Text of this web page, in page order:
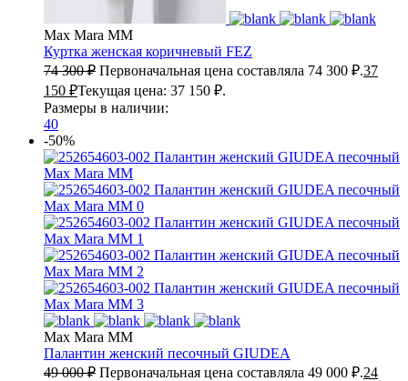
Max Mara MM
Куртка женская коричневый FEZ
74 300₽ Первоначальная цена составляла 74 300 ₽.37
150 ₽Текущая цена: 37 150 ₽.
Размеры в наличии:
40
-50%
Max Mara MM
Палантин женский песочный GIUDEA
49 000₽ Первоначальная цена составляла 49 000 ₽.24